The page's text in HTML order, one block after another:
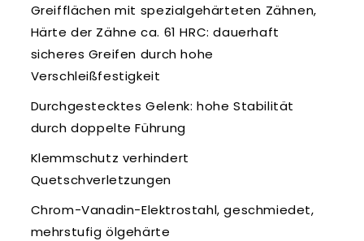
Greifflächen mit spezialgehärteten Zähnen,
Härte der Zähne ca. 61 HRC: dauerhaft
sicheres Greifen durch hohe
Verschleißfestigkeit
Durchgestecktes Gelenk: hohe Stabilität
durch doppelte Führung
Klemmschutz verhindert
Quetschverletzungen
Chrom-Vanadin-Elektrostahl, geschmiedet,
mehrstufig ölgehärte